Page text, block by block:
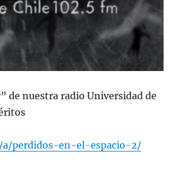
de nuestra radio Universidad de
perdidos-en-el-espacio-2/